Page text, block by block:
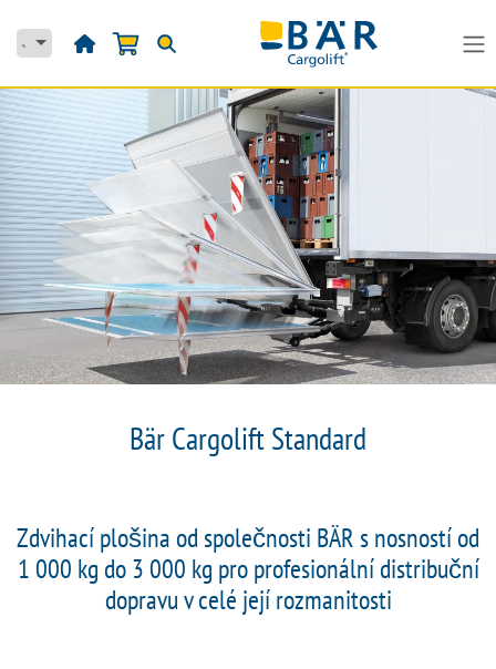
Bär Cargolift Standard
Zdvihací plošina od společnosti BÄR s nosností od
1 000 kg do 3 000 kg pro profesionální distribuční
dopravu v celé její rozmanitosti